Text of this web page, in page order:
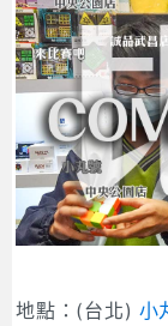
地點：(台北) 小